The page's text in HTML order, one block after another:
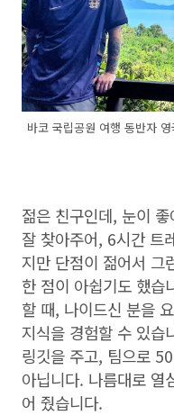
바코 국립공원 여행 동반자
젊은 친구인데, 눈이
잘 찾아주어, 6시간 트
지만 단점이 젊어서 그
한 점이 아쉽기도 했습
할 때, 나이드신 분을
지식을 경험할 수 있
링깃을 주고, 팀으로
아닙니다. 나름대로 열
어 줬습니다.